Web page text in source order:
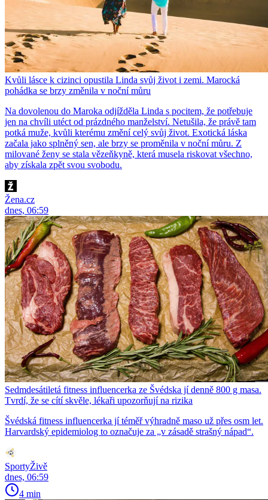
Kvůli lásce k cizinci opustila Linda svůj život i zemi. Marocká
pohádka se brzy změnila v noční můru
Na dovolenou do Maroka odjížděla Linda s pocitem, že potřebuje
jen na chvíli utéct od prázdného manželství. Netušila, že právě tam
potká muže, kvůli kterému změní celý svůj život. Exotická láska
začala jako splněný sen, ale brzy se proměnila v noční můru. Z
milované ženy se stala vězeňkyně, která musela riskovat všechno,
aby získala zpět svou svobodu.
Žena.cz
dnes, 06:59
Sedmdesátiletá fitness influencerka ze Švédska jí denně 800 g masa.
Tvrdí, že se cítí skvěle, lékaři upozorňují na rizika
Švédská fitness influencerka jí téměř výhradně maso už přes osm let.
Harvardský epidemiolog to označuje za „v zásadě strašný nápad“.
SportyŽivě
dnes, 06:59
4 min